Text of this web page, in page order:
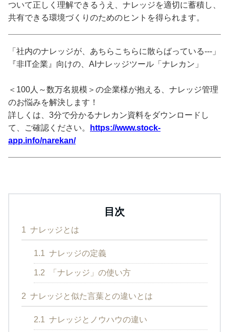
ついて正しく理解できるうえ、ナレッジを適切に蓄積し、
共有できる環境づくりのためのヒントを得られます。
「社内のナレッジが、あちらこちらに散らばっている---」
『非IT企業』向けの、AIナレッジツール「ナレカン」
＜100人～数万名規模＞の企業様が抱える、ナレッジ管理
のお悩みを解決します！
詳しくは、3分で分かるナレカン資料をダウンロードし
て、ご確認ください。
https://www.stock-
app.info/narekan/
目次
1 ナレッジとは
1.1 ナレッジの定義
1.2 「ナレッジ」の使い方
2 ナレッジと似た言葉との違いとは
2.1 ナレッジとノウハウの違い